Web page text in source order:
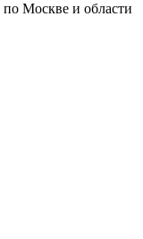
Москве и области